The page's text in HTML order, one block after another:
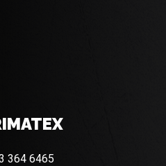
364 6465